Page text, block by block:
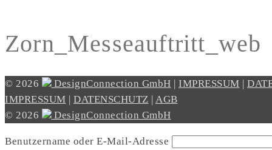
Zorn_Messeauftritt_web
© 2026 DesignConnection GmbH IMPRESSUM
IMPRESSUM
DATENSCHUTZ
AGB
© 2026
DesignConnection GmbH
Benutzername oder E-Mail-Adresse